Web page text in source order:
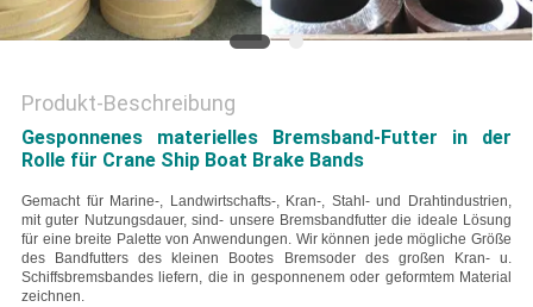
Produkt-Beschreibung
Gesponnenes materielles Bremsband-Futter in der
Rolle für Crane Ship Boat Brake Bands
Gemacht für Marine-, Landwirtschafts-, Kran-, Stahl- und Drahtindustrien,
mit guter Nutzungsdauer, sind- unsere Bremsbandfutter die ideale Lösung
für eine breite Palette von Anwendungen. Wir können jede mögliche Größe
des Bandfutters des kleinen Bootes Bremsoder des großen Kran- u.
Schiffsbremsbandes liefern, die in gesponnenem oder geformtem Material
zeichnen.